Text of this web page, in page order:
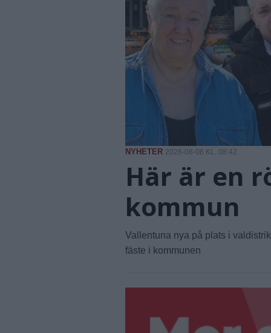
NYHETER 2026-08-06 KL. 08:42
Här är en
kommun
Vallentuna nya på plats i
fäste i kommunen